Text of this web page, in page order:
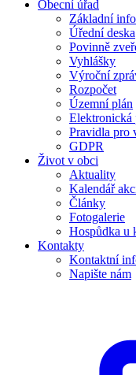
Obecní úřad
Základní
Úřední deska
Povinně
Vyhlášky
Výroční
Rozpočet
Územní plán
Elektronická
Pravidla pro
GDPR
Život v obci
Aktuality
Kalendář
Články
Fotogalerie
Hospůdka u
Kontakty
Kontaktní
Napište nám